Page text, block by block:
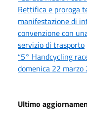
Rettifica e proroga
manifestazione di
convenzione con
servizio di trasporto
“5° Handcycling
domenica 22 marzo
Ultimo